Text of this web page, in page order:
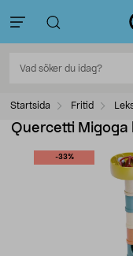
Startsida Fritid
Quercetti Migoga
-33%